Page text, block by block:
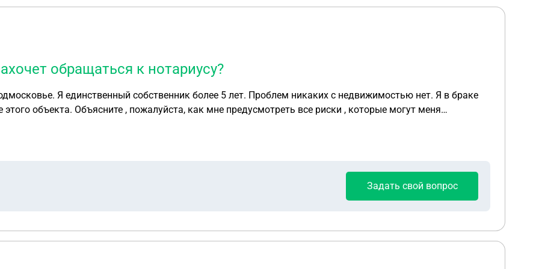
обращаться к нотариусу?
Я единственный собственник более 5 лет. Проблем никаких с недвижимостью нет. Я в браке
все риски , которые могут меня
этот срок, где брать отсчёт? Можно ли что-то предпринять , чтобы не бояться
если он откажется заверять согласие супруги, чем я рискую? Как себя подстраховать если
Задать свой вопрос